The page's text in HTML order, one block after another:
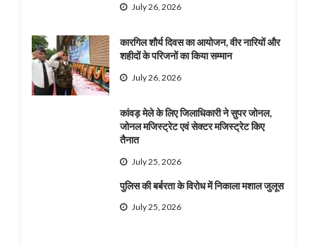
July 26, 2026
कारगिल शौर्य दिवस का आयोजन, वीर नारियों और
शहीदों के परिजनों का किया सम्मान
July 26, 2026
कांवड़ मेले के लिए जिलाधिकारी ने सुपर जोनल,
जोनल मजिस्ट्रेट एवं सेक्टर मजिस्ट्रेट किए
तैनात
July 25, 2026
पुलिस की बर्बरता के विरोध में निकाला मशाल जुलूस
July 25, 2026